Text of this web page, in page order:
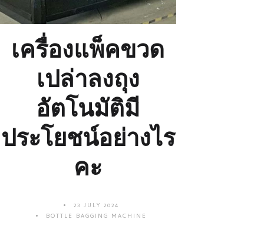
เครื่องแพ็คขวด
เปล่าลงถุง
อัตโนมัติมี
ประโยชน์อย่างไร
คะ
23 JULY 2024
BOTTLE BAGGING MACHINE